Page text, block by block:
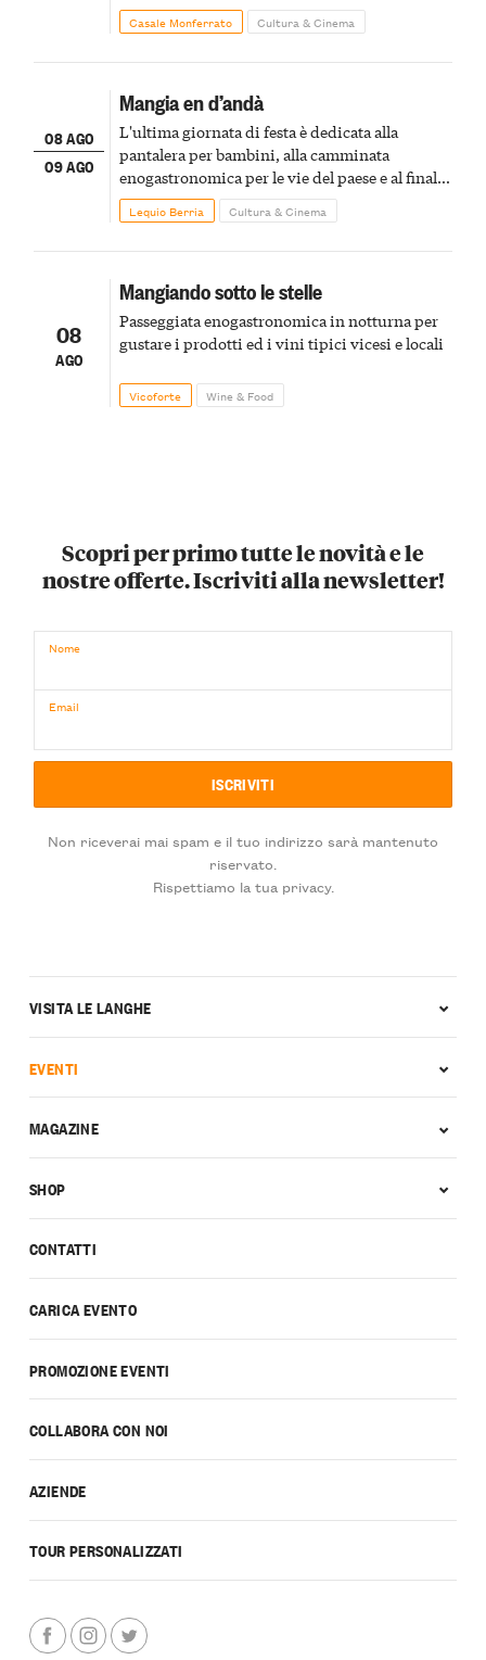
Casale Monferrato Cultura & Cinema
08 AGO
09 AGO
Mangia en d’andà
L'ultima giornata di festa è dedicata alla
pantalera per bambini, alla camminata
enogastronomica per le vie del paese e al finale
pirotecnico
Lequio Berria Cultura & Cinema
08
AGO
Mangiando sotto le stelle
Passeggiata enogastronomica in notturna per
gustare i prodotti ed i vini tipici vicesi e locali
Vicoforte Wine & Food
Scopri per primo tutte le novità e le
nostre offerte. Iscriviti alla newsletter!
Nome
Email
Non riceverai mai spam e il tuo indirizzo sarà mantenuto
riservato.
Rispettiamo la tua privacy.
CONTATTI
CARICA EVENTO
PROMOZIONE EVENTI
COLLABORA CON NOI
AZIENDE
TOUR PERSONALIZZATI
VISITA LE LANGHE
EVENTI
MAGAZINE
SHOP